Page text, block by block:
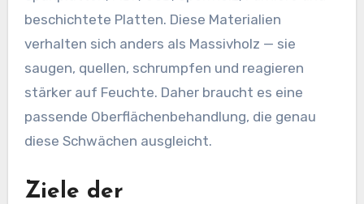
beschichtete Platten. Diese Materialien
verhalten sich anders als Massivholz — sie
saugen, quellen, schrumpfen und reagieren
stärker auf Feuchte. Daher braucht es eine
passende Oberflächenbehandlung, die genau
diese Schwächen ausgleicht.
Ziele der